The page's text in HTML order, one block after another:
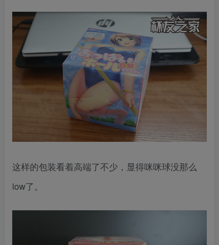
这样的包装看着高端了不少，显得咪咪球没那么
low了。